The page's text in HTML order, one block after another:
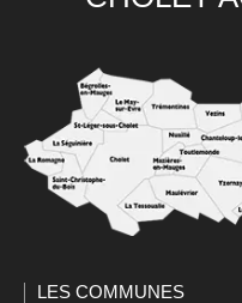
LES COMMUNES